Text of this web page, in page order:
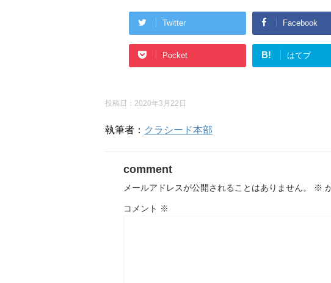
Twitter Facebook
Pocket B! はてブ
投稿日： 2020年3月22日
執筆者： クラシード本部
comment
メールアドレスが公開されることはありません。 ※
コメント ※